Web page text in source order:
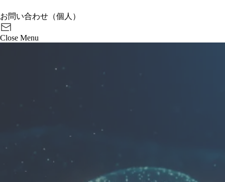
お問い合わせ（個人）
Close Menu